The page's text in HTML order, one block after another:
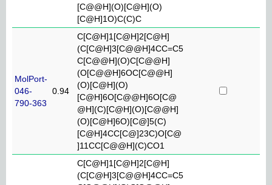
[C@@H](O)[C@H](O)
[C@H]1O)C(C)C
MolPort-
046-
790-363
0.94
C[C@H]1[C@H]2[C@H]
(C[C@H]3[C@@H]4CC=C5
C[C@@H](O)C[C@@H]
(O[C@@H]6OC[C@@H]
(O)[C@H](O)
[C@H]6O[C@@H]6O[C@
@H](C)[C@H](O)[C@@H]
(O)[C@H]6O)[C@]5(C)
[C@H]4CC[C@]23C)O[C@
]11CC[C@@H](C)CO1
C[C@H]1[C@H]2[C@H]
(C[C@H]3[C@@H]4CC=C5